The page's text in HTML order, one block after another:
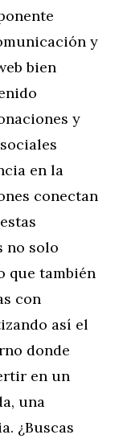
y
bien
y
en la
conectan
no solo
que también
con
así el
donde
en un
una
¿Buscas